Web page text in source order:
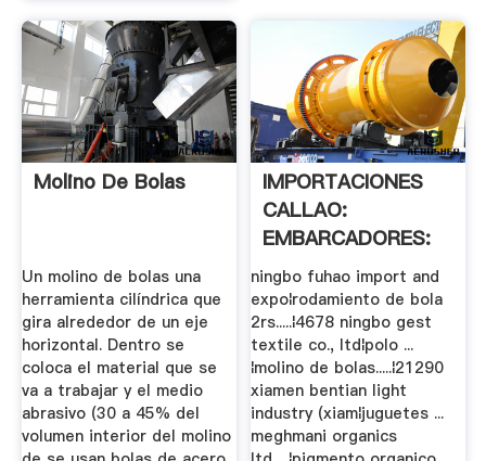
Molino De Bolas
Un molino de bolas una
herramienta cilíndrica que
gira alrededor de un eje
horizontal. Dentro se
coloca el material que se
va a trabajar y el medio
abrasivo (30 a 45% del
volumen interior del molino
IMPORTACIONES
CALLAO:
EMBARCADORES:
Septiembre 2009
ningbo fuhao import and
expo¦rodamiento de bola
2rs.....¦4678 ningbo gest
textile co., ltd¦polo ...
¦molino de bolas.....¦21290
xiamen bentian light
industry (xiam¦juguetes ...
meghmani organics